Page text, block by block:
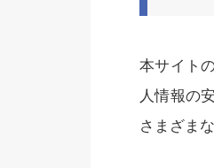
本サイト
人情報の
さまざま